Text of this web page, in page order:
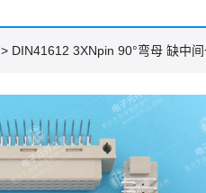
> DIN41612 3XNpin 90°弯母 缺中